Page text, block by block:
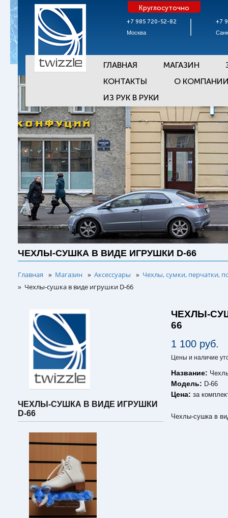
+7 985 720-52-82
Москва
Круглосуточно
+7
ГЛАВНАЯ МАГАЗИН
КОНТАКТЫ
О
ИЗ РУК В РУКИ
ЧЕХЛЫ-СУШКА В ВИДЕ ИГРУШКИ D-66
Главная » Магазин » Аксессуары » Чехлы, сумки, перчатки,
» Чехлы-сушка в виде игрушки D-66
ЧЕХЛЫ-СУШКА В ВИДЕ ИГРУШКИ
D-66
ЧЕХЛЫ-
66
1 100 руб.
Цены и наличие
Название:
Модель: D-66
Цена:за
Чехлы-сушка в